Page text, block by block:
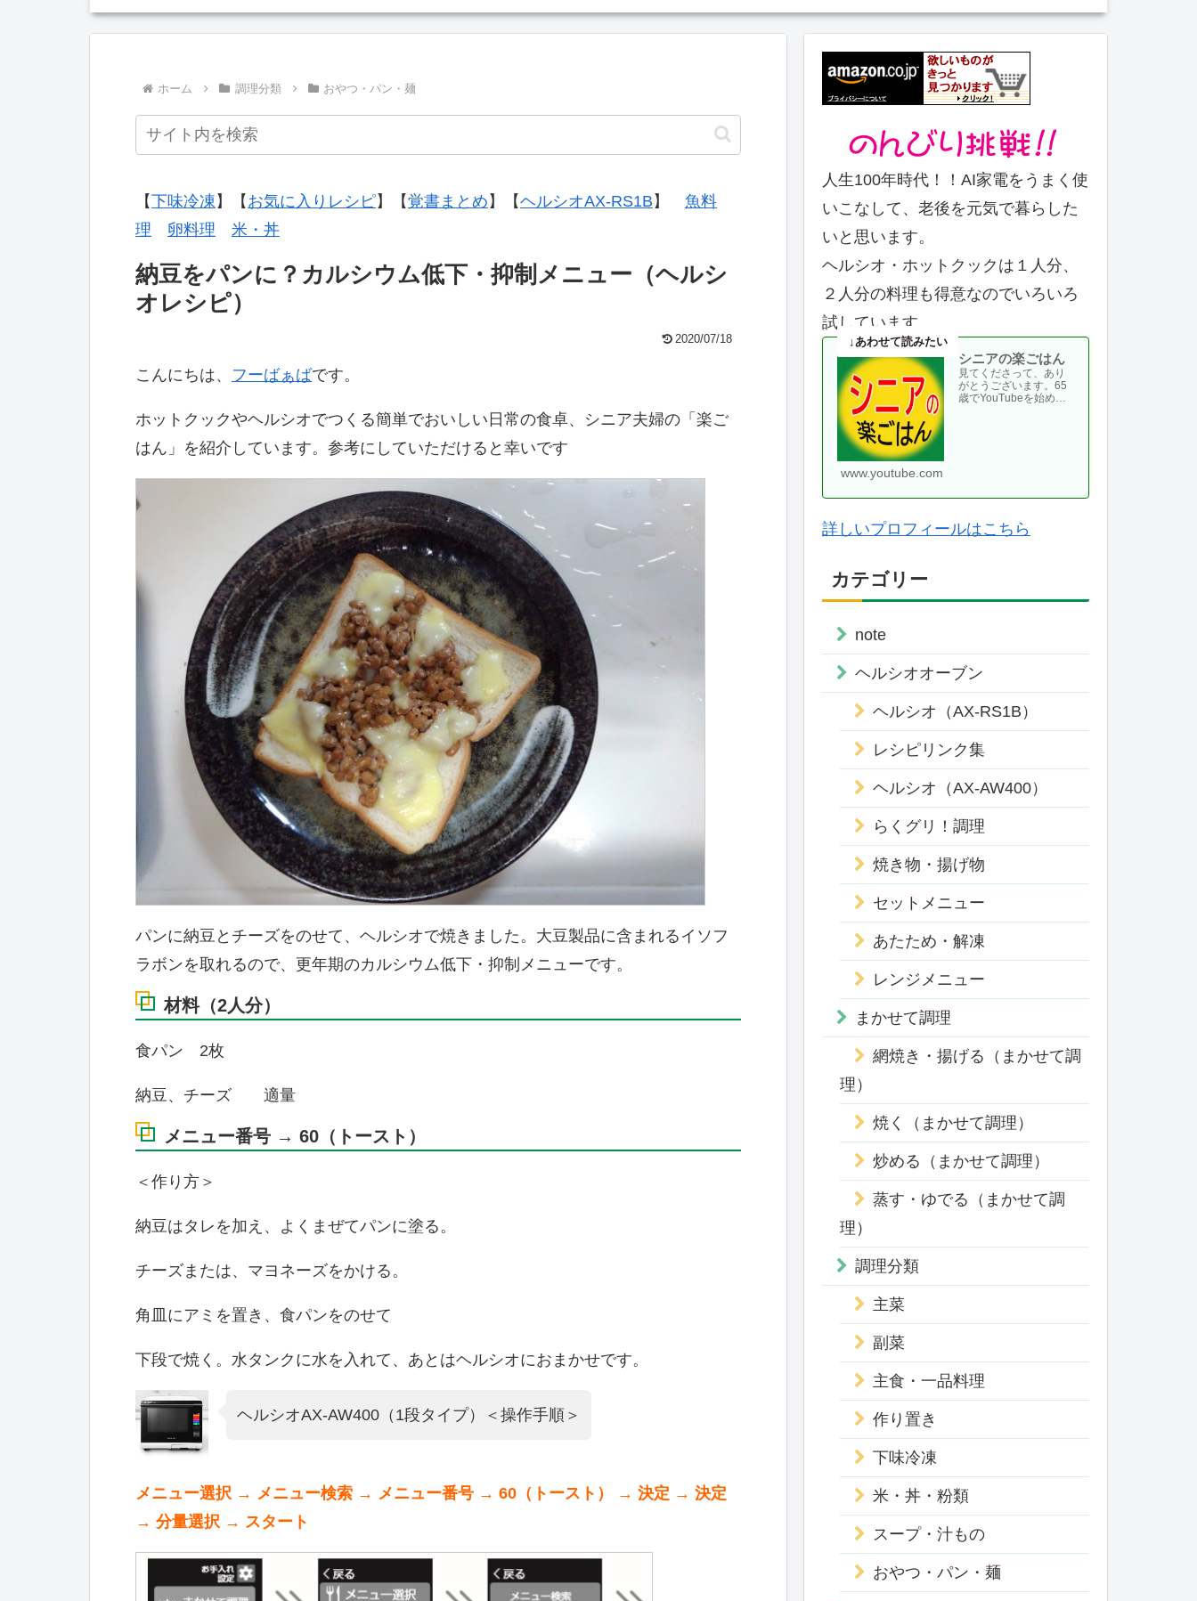
ホーム 調理分類 おやつ・パン・麺
【下味冷凍 】【 お気に入りレシピ】【覚書まとめ 】【ヘルシオAX-RS1B 】 魚料
理
卵料理 米・丼
納豆をパンに？カルシウム低下・抑制メニュー（ヘルシ
オレシピ）
2020/07/18
こんにちは、 フーばぁばです。
ホットクックやヘルシオでつくる簡単でおいしい日常の食卓、シニア夫婦の「楽ご
はん」を紹介しています。参考にしていただけると幸いです
パンに納豆とチーズをのせて、ヘルシオで焼きました。大豆製品に含まれるイソフ
ラボンを取れるので、更年期のカルシウム低下・抑制メニューです。
材料（2人分）
食パン 2枚
納豆、チーズ 適量
メニュー番号 → 60（トースト）
＜作り方＞
納豆はタレを加え、よくまぜてパンに塗る。
チーズまたは、マヨネーズをかける。
角皿にアミを置き、食パンをのせて
下段で焼く。水タンクに水を入れて、あとはヘルシオにおまかせです。
ヘルシオAX-AW400（1段タイプ）＜操作手順＞
メニュー選択 → メニュー検索 → メニュー番号 → 60（トースト） → 決定 → 決定
→ 分量選択 → スタート
人生100年時代！！AI家電をうまく使
いこなして、老後を元気で暮らした
いと思います。
ヘルシオ・ホットクックは１人分、
２人分の料理も得意なのでいろいろ
試しています。
シニアの楽ごはん
見てくださって、あり
がとうございます。65
歳でYouTubeを始め
www.youtube.com
詳しいプロフィールはこちら
カテゴリー
note
ヘルシオオーブン
ヘルシオ（AX-RS1B）
レシピリンク集
ヘルシオ（AX-AW400）
らくグリ！調理
焼き物・揚げ物
セットメニュー
あたため・解凍
レンジメニュー
まかせて調理
網焼き・揚げる（まかせて調
理）
焼く（まかせて調理）
炒める（まかせて調理）
蒸す・ゆでる（まかせて調
理）
調理分類
主菜
副菜
主食・一品料理
作り置き
下味冷凍
米・丼・粉類
スープ・汁もの
おやつ・パン・麺